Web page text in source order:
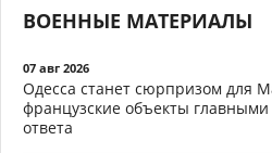
ВОЕННЫЕ МАТЕРИАЛЫ
07 авг 2026
Одесса станет сюрпризом для
французские объекты
ответа